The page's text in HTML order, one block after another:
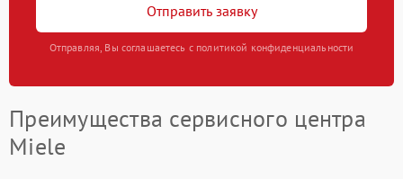
Отправить заявку
Отправляя, Вы соглашаетесь с политикой конфиденциальности
Преимущества сервисного центра
Miele